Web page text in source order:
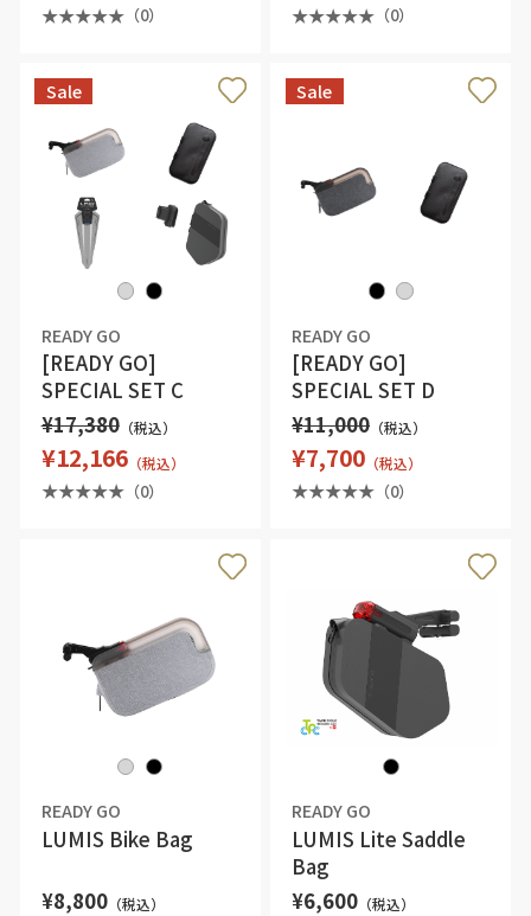
（0） （0）
Sale
READY GO
[READY GO]
SPECIAL SET C
¥17,380（税込）
¥12,166（税込）
（0）
Sale
READY GO
[READY GO]
SPECIAL SET D
¥11,000 （税込）
¥7,700 （税込）
（0）
READY GO
LUMIS Bike Bag
¥8,800（税込）
READY GO
LUMIS Lite Saddle
Bag
¥6,600 （税込）